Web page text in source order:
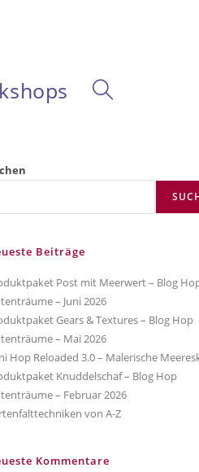
Website-
umschalten
Beiträge
Post mit Meerwert – Blog
– Juni 2026
Gears & Textures – Blog Hop
– Mai 2026
Hop Reloaded 3.0 – Malerische
Knuddelschaf – Blog Hop
– Februar 2026
von A-Z
Kommentare